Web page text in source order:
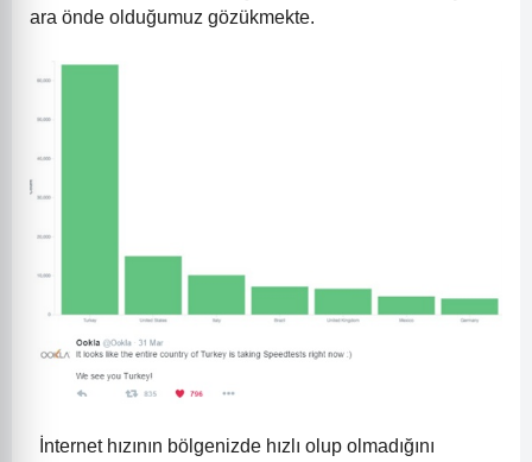
ara önde olduğumuz gözükmekte.
İnternet hızının bölgenizde hızlı olup olmadığını